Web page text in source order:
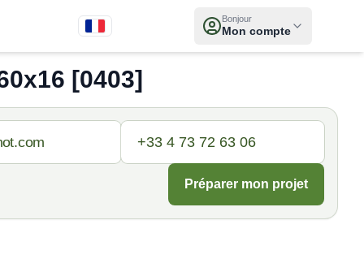
Bonjour
Mon compte
[0403]
Préparer mon projet